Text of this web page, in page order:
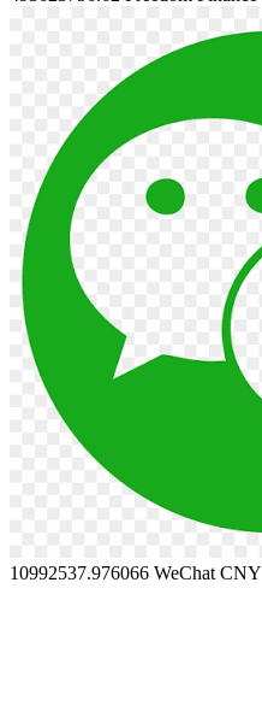
10992537.976066 WeChat CNY